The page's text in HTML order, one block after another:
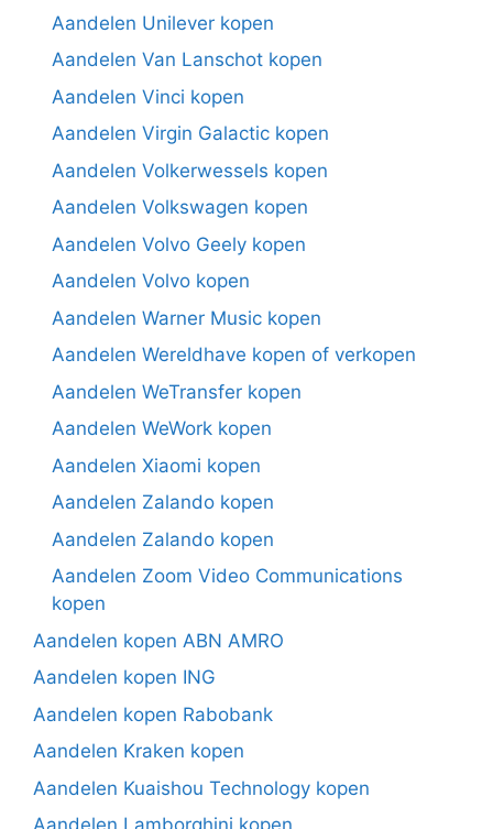
Aandelen Unilever kopen
Aandelen Van Lanschot kopen
Aandelen Vinci kopen
Aandelen Virgin Galactic kopen
Aandelen Volkerwessels kopen
Aandelen Volkswagen kopen
Aandelen Volvo Geely kopen
Aandelen Volvo kopen
Aandelen Warner Music kopen
Aandelen Wereldhave kopen of verkopen
Aandelen WeTransfer kopen
Aandelen WeWork kopen
Aandelen Xiaomi kopen
Aandelen Zalando kopen
Aandelen Zalando kopen
Aandelen Zoom Video Communications
kopen
Aandelen kopen ABN AMRO
Aandelen kopen ING
Aandelen kopen Rabobank
Aandelen Kraken kopen
Aandelen Kuaishou Technology kopen